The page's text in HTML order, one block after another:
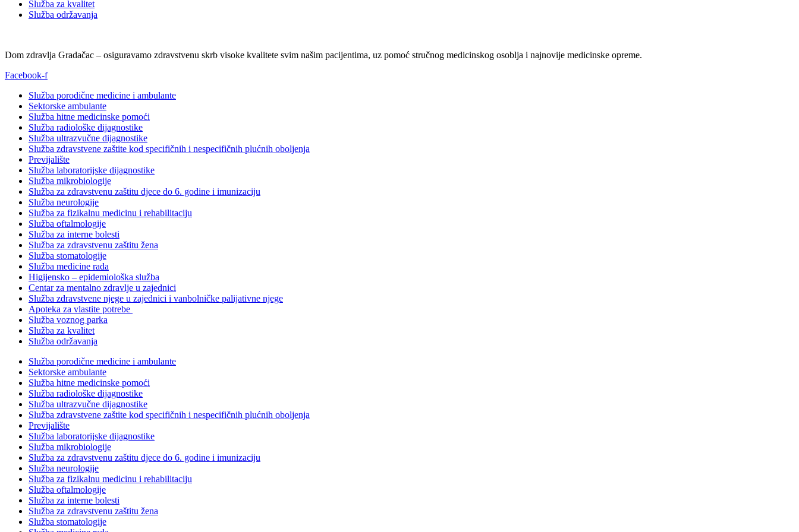
Služba za kvalitet
Služba održavanja
Dom zdravlja Gradačac – osiguravamo zdravstvenu skrb visoke kvalitete svim našim pacijentima, uz pomoć stručnog medicinskog osoblja i najnovije medicinske opreme.
Facebook-f
Služba porodične medicine i ambulante
Sektorske ambulante
Služba hitne medicinske pomoći
Služba radiološke dijagnostike
Služba ultrazvučne dijagnostike
Služba zdravstvene zaštite kod specifičnih i nespecifičnih plućnih oboljenja
Previjalište
Služba laboratorijske dijagnostike
Služba mikrobiologije
Služba za zdravstvenu zaštitu djece do 6. godine i imunizaciju
Služba neurologije
Služba za fizikalnu medicinu i rehabilitaciju
Služba oftalmologije
Služba za interne bolesti
Služba za zdravstvenu zaštitu žena
Služba stomatologije
Služba medicine rada
Higijensko – epidemiološka služba
Centar za mentalno zdravlje u zajednici
Služba zdravstvene njege u zajednici i vanbolničke palijativne njege
Apoteka za vlastite potrebe
Služba voznog parka
Služba za kvalitet
Služba održavanja
Služba porodične medicine i ambulante
Sektorske ambulante
Služba hitne medicinske pomoći
Služba radiološke dijagnostike
Služba ultrazvučne dijagnostike
Služba zdravstvene zaštite kod specifičnih i nespecifičnih plućnih oboljenja
Previjalište
Služba laboratorijske dijagnostike
Služba mikrobiologije
Služba za zdravstvenu zaštitu djece do 6. godine i imunizaciju
Služba neurologije
Služba za fizikalnu medicinu i rehabilitaciju
Služba oftalmologije
Služba za interne bolesti
Služba za zdravstvenu zaštitu žena
Služba stomatologije